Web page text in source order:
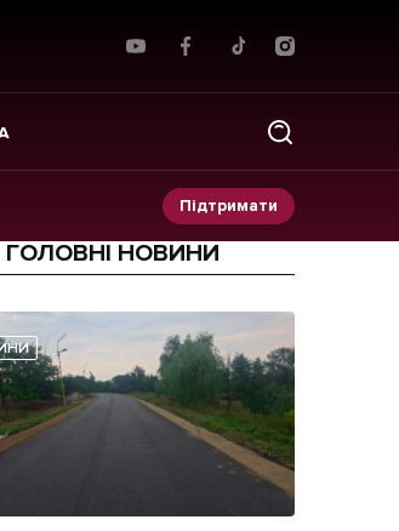
Підтримати
релізи
Відео
in Lviv
ГОЛОВНІ НОВИНИ